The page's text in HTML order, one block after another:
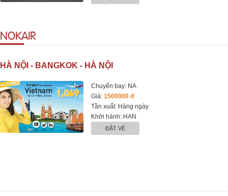
NOKAIR
HÀ NỘI - BANGKOK - HÀ NỘI
Chuyến bay: NA
Giá: 1500000 đ
Tần xuất: Hàng ngày
Khởi hành: HAN
ĐẶT VÉ